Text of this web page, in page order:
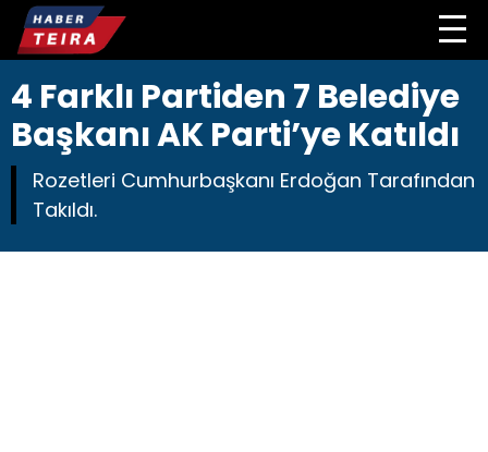
4 Farklı Partiden 7 Belediye
Başkanı AK Parti’ye Katıldı
Rozetleri Cumhurbaşkanı Erdoğan Tarafından
Takıldı.